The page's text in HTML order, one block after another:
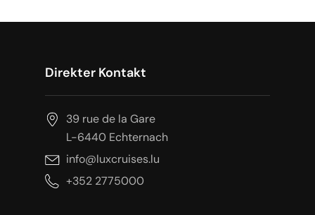
Direkter Kontakt
39 rue de la Gare
L-6440 Echternach
info@luxcruises.lu
+352 2775000